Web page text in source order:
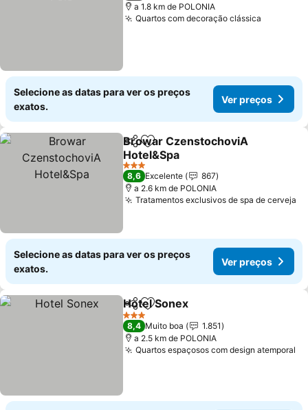
a 1.8 km de POLONIA
Quartos com decoração clássica
Selecione as datas para ver os preços
exatos.
Ver preços
PartilharAdicionar aos favoritos
Browar CzenstochoviA
Hotel&Spa
3 Estrelas
8,6 Excelente
867
a 2.6 km de POLONIA
Tratamentos exclusivos de spa de cerveja
Selecione as datas para ver os preços
exatos.
Ver preços
PartilharAdicionar aos favoritos
Hotel Sonex
3 Estrelas
8,4 Muito boa
1.851
a 2.5 km de POLONIA
Quartos espaçosos com design atemporal